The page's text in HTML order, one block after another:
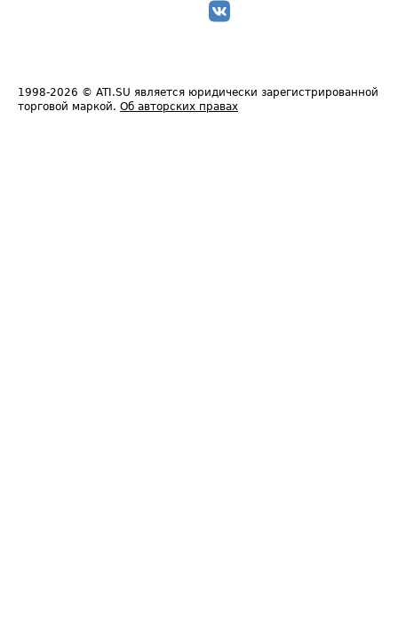
1998-2026 © ATI.SU является юридически зарегистрированной
торговой маркой. Об авторских правах